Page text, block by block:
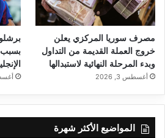
مصرف سوريا المركزي يعلن
خروج العملة القديمة من التداول
وبدء المرحلة النهائية لاستبدالها
أغسطس 3, 2026
بسبب
أغسطس
المواضيع الأكثر شهرة